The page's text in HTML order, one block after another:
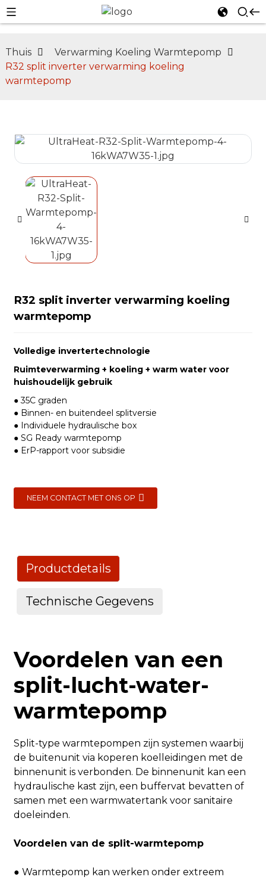
Thuis
Verwarming Koeling Warmtepomp
R32 split inverter verwarming koeling
warmtepomp
R32 split inverter verwarming koeling
warmtepomp
Volledige invertertechnologie
Ruimteverwarming + koeling + warm water voor
huishoudelijk gebruik
● 35C graden
● Binnen- en buitendeel splitversie
● Individuele hydraulische box
● SG Ready warmtepomp
● ErP-rapport voor subsidie
NEEM CONTACT MET ONS OP
Productdetails
Technische Gegevens
Voordelen van een
split-lucht-water-
warmtepomp
Split-type warmtepompen zijn systemen waarbij
de buitenunit via koperen koelleidingen met de
binnenunit is verbonden. De binnenunit kan een
hydraulische kast zijn, een buffervat bevatten of
samen met een warmwatertank voor sanitaire
doeleinden.
Voordelen van de split-warmtepomp
● Warmtepomp kan werken onder extreem
Model
Binnenmodel
Basisfuncties
Extra hybride functies
Algemeen